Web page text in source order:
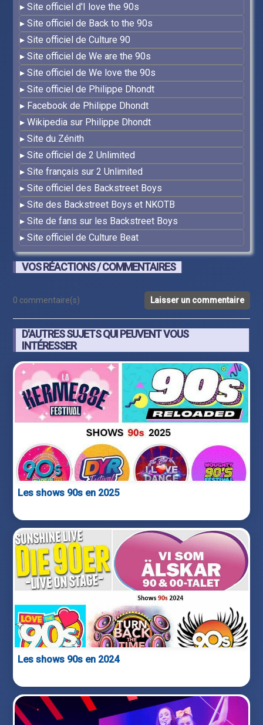
Site officiel d'I love the 90s
Site officiel de Back to the 90s
Site officiel de Culture 90
Site officiel de We are the 90s
Site officiel de We love the 90s
Site officiel de Philippe Dhondt
Facebook de Philippe Dhondt
Wikipedia sur Philippe Dhondt
Site du Zénith
Site officiel de 2 Unlimited
Site français sur 2 Unlimited
Site officiel des Backstreet Boys
Site des Backstreet Boys et NKOTB
Site de fans sur les Backstreet Boys
Site officiel de Culture Beat
VOS RÉACTIONS / COMMENTAIRES
0 commentaire(s) Laisser un commentaire
D'AUTRES SUJETS QUI PEUVENT VOUS
INTÉRESSER
Les shows 90s en 2025
Les shows 90s en 2024